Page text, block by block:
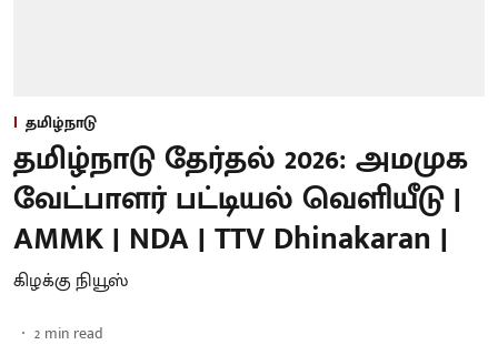
தமிழ்நாடு
தமிழ்நாடு தேர்தல் 2026: அமமுக
வேட்பாளர் பட்டியல் வெளியீடு |
AMMK | NDA | TTV Dhinakaran |
கிழக்கு நியூஸ்
2 min read